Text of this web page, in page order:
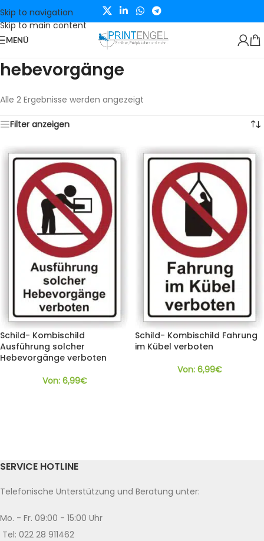
Skip to navigation
Skip to main content
MENÜ
hebevorgänge
Alle 2 Ergebnisse werden angezeigt
Filter anzeigen
Schild- Kombischild
Ausführung solcher
Hebevorgänge verboten
Von: 6,99€
Schild- Kombischild Fahrung
im Kübel verboten
Von: 6,99€
SERVICE HOTLINE
Telefonische Unterstützung und Beratung unter:
Mo. - Fr. 09:00 - 15:00 Uhr
Tel: 022 28 911462